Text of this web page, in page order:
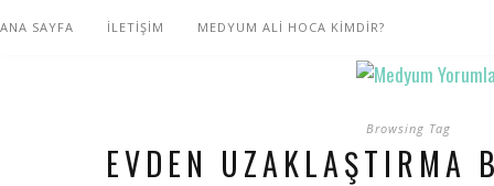
ANA SAYFA İLETİŞİM MEDYUM ALİ HOCA KİMDİR?
Browsing Tag
EVDEN UZAKLAŞTIRMA